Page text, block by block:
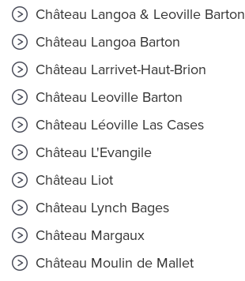
Château Langoa & Leoville Barton
Château Langoa Barton
Château Larrivet-Haut-Brion
Château Leoville Barton
Château Léoville Las Cases
Château L'Evangile
Château Liot
Château Lynch Bages
Château Margaux
Château Moulin de Mallet